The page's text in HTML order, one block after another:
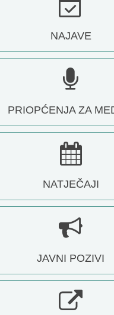
NAJAVE
PRIOPĆENJA ZA
NATJEČAJI
JAVNI POZIVI